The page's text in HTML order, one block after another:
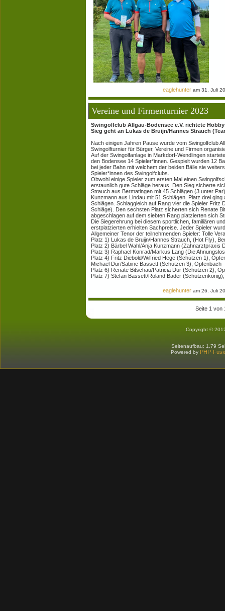
eaglehunter am 31. Juli
Vereine und Firmenturnier 2023
Swingolfclub Allgäu-Bodensee e.V. richtete
Sieg geht an Lukas de Bruijn/Hannes Strauch
Nach einigen Jahren Pause wurde vom Swingolfclub
Swingolfturnier für Bürger, Vereine und Firmen
Auf der Swingolfanlage in Markdorf-Wendlingen
den Bodensee 14 Spieler*innen. Gespielt wurden 12
bei jeder Bahn mit welchem der beiden Bälle sie
Spieler*innen des Swingolfclubs.
Obwohl einige Spieler zum ersten Mal einen
erstaunlich gute Schläge heraus. Den Sieg sicherte
Strauch aus Bermatingen mit 45 Schlägen (3 unter
Kunzmann aus Lindau mit 51 Schlägen. Platz drei
Schlägen. Schlaggleich auf Rang vier die Spieler Fritz
Schläge). Den sechsten Platz sicherten sich Renate
abgeschlagen auf dem siebten Rang platzierten sich
Die Siegerehrung bei diesem sportlichen, familiären
erstplatzierten erhielten Sachpreise. Jeder Spieler
Allgemeiner Tenor der teilnehmenden Spieler: Tolle
Platz 1) Lukas de Bruijn/Hannes Strauch, (Hot Fly),
Platz 2) Bärbel Wahl/Anja Kunzmann (Zahnarztpraxis
Platz 3) Raphael Konrad/Markus Lang (Die
Platz 4) Fritz Diebold/Wilfried Hege (Schützen 1),
Michael Dür/Sabine Bassett (Schützen 3), Opfenbach
Platz 6) Renate Bitschau/Patricia Dür (Schützen 2),
Platz 7) Stefan Bassett/Roland Bader
eaglehunter am 26. Juli
Seite 1 von
Copyright ©
Seitenaufbau: 1.79
Powered by PHP-